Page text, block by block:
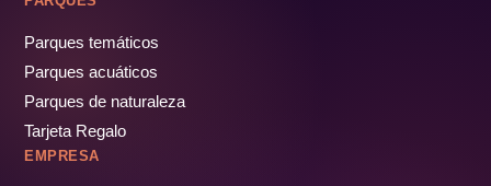
Parques temáticos
Parques acuáticos
Parques de naturaleza
Tarjeta Regalo
EMPRESA